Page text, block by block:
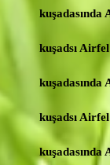
kuşadasında
kuşadsı
kuşadsı